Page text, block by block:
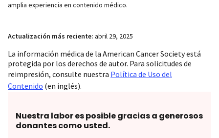
amplia experiencia en contenido médico.
Actualización más reciente: abril 29, 2025
La información médica de la American Cancer Society está
protegida por los derechos de autor. Para solicitudes de
reimpresión, consulte nuestra Política de Uso del
Contenido (en inglés).
Nuestra labor es posible gracias a generosos
donantes como usted.